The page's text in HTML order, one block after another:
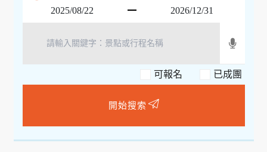
可報名
開始搜索